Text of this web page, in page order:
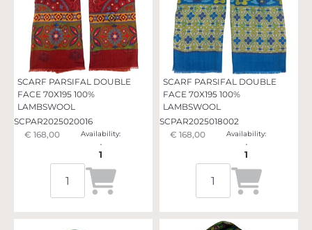
SCARF PARSIFAL DOUBLE
FACE 70X195 100%
LAMBSWOOL
SCPAR2025020016
€ 168,00
Availability:
1
Quantità
SCARF PARSIFAL DOUBLE
FACE 70X195 100%
LAMBSWOOL
SCPAR2025018002
€ 168,00
Availability:
1
Quantità